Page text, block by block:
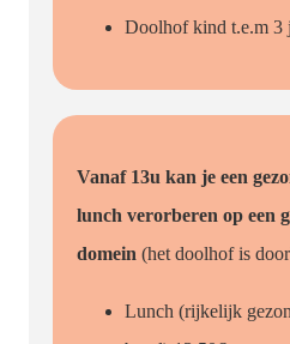
Doolhof kind t.e.m 3
Vanaf 13u kan je een
lunch verorberen op een
domein (het doolhof is
Lunch (rijkelijk